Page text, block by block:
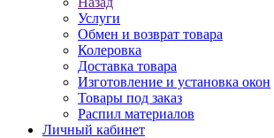
Услуги
Обмен и возврат товара
Колеровка
Доставка товара
Изготовление и установка окон
Товары под заказ
Распил материалов
Личный кабинет